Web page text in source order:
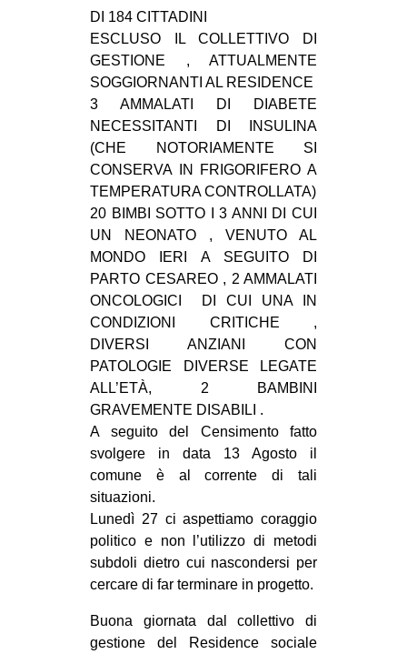
DI 184 CITTADINI
ESCLUSO IL COLLETTIVO DI
GESTIONE , ATTUALMENTE
SOGGIORNANTI AL RESIDENCE
3 AMMALATI DI DIABETE
NECESSITANTI DI INSULINA
(CHE NOTORIAMENTE SI
CONSERVA IN FRIGORIFERO A
TEMPERATURA CONTROLLATA)
20 BIMBI SOTTO I 3 ANNI DI CUI
UN NEONATO , VENUTO AL
MONDO IERI A SEGUITO DI
PARTO CESAREO , 2 AMMALATI
ONCOLOGICI DI CUI UNA IN
CONDIZIONI CRITICHE ,
DIVERSI ANZIANI CON
PATOLOGIE DIVERSE LEGATE
ALL’ETÀ, 2 BAMBINI
GRAVEMENTE DISABILI .
A seguito del Censimento fatto
svolgere in data 13 Agosto il
comune è al corrente di tali
situazioni.
Lunedì 27 ci aspettiamo coraggio
politico e non l’utilizzo di metodi
subdoli dietro cui nascondersi per
cercare di far terminare in progetto.
Buona giornata dal collettivo di
gestione del Residence sociale